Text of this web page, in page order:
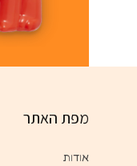
מפת האתר
אודות